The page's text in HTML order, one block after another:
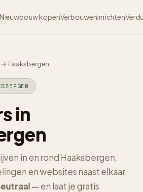
Nieuwbouw kopenVerbouwenInrichten
→ Haaksbergen
in
in en rond Haaksbergen,
en websites naast elkaar.
— en laat je gratis